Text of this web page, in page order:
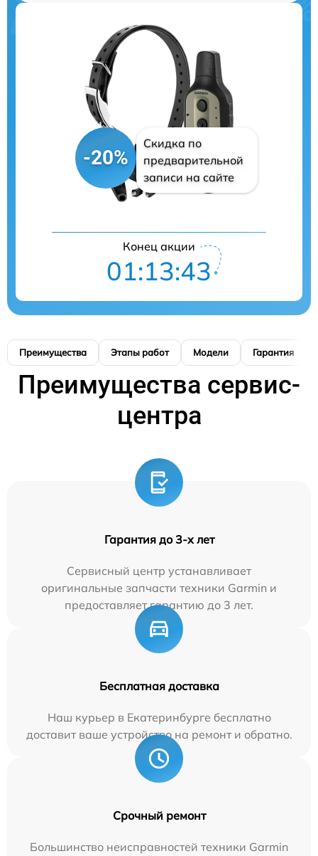
-20%
Скидка по
предварительной
записи на сайте
Конец акции
01:13:42
Преимущества Этапы работ Модели Гарантия
Преимущества сервис-
центра
Гарантия до 3-х лет
Сервисный центр устанавливает
оригинальные запчасти техники Garmin и
предоставляет гарантию до 3 лет.
Бесплатная доставка
Наш курьер в Екатеринбурге бесплатно
доставит ваше устройство на ремонт и обратно.
Срочный ремонт
Большинство неисправностей техники Garmin